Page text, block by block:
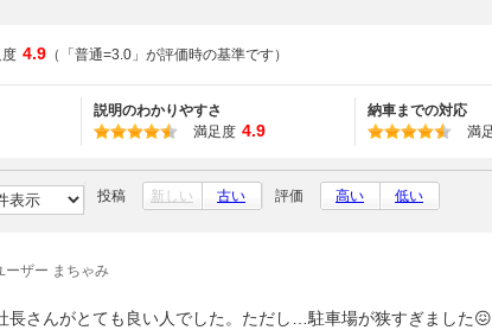
4.9 （「普通=3.0」が評価時の基準です）
説明のわかりやすさ
満足度 4.9
納車までの対応
満
投稿 新しい 古い 評価 高い 低い
ーザー まちゃみ
長さんがとても良い人でした。ただし…駐車場が狭すぎました